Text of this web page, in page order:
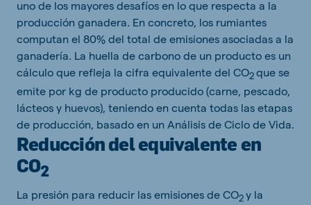
uno de los mayores desafíos en lo que respecta a la
producción ganadera. En concreto, los rumiantes
computan el 80% del total de emisiones asociadas a la
ganadería. La huella de carbono de un producto es un
cálculo que refleja la cifra equivalente del CO2que se
emite por kg de producto producido (carne, pescado,
lácteos y huevos), teniendo en cuenta todas las etapas
de producción, basado en un Análisis de Ciclo de Vida.
Reducción del equivalente en
CO2
La presión para reducir las emisiones de CO2y la